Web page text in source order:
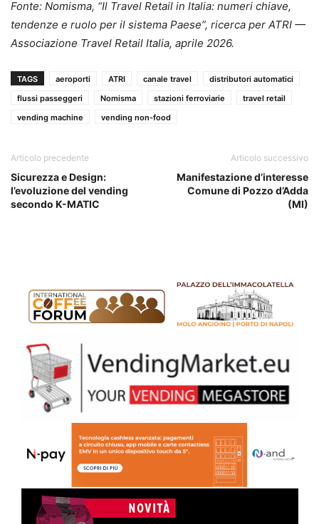
Fonte: Nomisma, “Il Travel Retail in Italia: numeri chiave,
tendenze e ruolo per il sistema Paese”, ricerca per ATRI —
Associazione Travel Retail Italia, aprile 2026.
TAGS aeroporti ATRI canale travel
distributori automatici
flussi passeggeri
Nomisma stazioni ferroviarie
travel retail
vending machine
vending non-food
Articolo precedente
Sicurezza e Design:
l’evoluzione del vending
secondo K-MATIC
Articolo successivo
Manifestazione d’interesse
Comune di Pozzo d’Adda
(MI)